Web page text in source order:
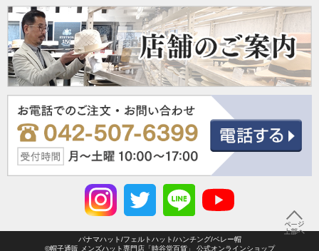
パナマハット/フェルトハット/ハンチング/ベレー帽
©帽子通販 メンズハット専門店「時谷堂百貨」 公式オンラインショップ